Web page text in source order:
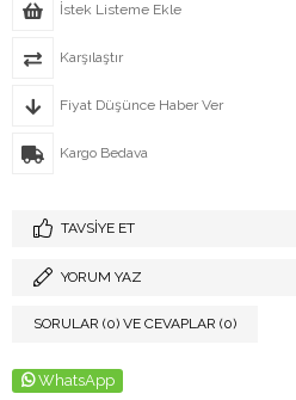
İstek Listeme Ekle
Karşılaştır
Fiyat Düşünce Haber Ver
Kargo Bedava
TAVSIYE ET
YORUM YAZ
SORULAR (0) VE CEVAPLAR (0)
WhatsApp